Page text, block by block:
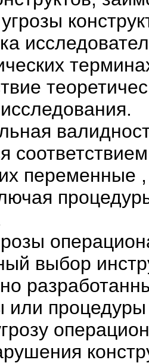
переменные ,
выбор
или